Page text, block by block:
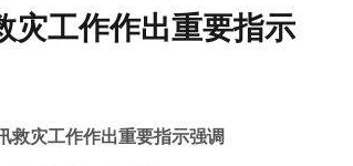
灾工作作出重要指示
救灾工作作出重要指示强调